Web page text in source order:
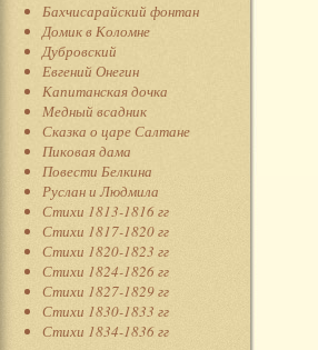
Бахчисарайский фонтан
Домик в Коломне
Дубровский
Евгений Онегин
Капитанская дочка
Медный всадник
Сказка о царе Салтане
Пиковая дама
Повести Белкина
Руслан и Людмила
Стихи 1813-1816 гг
Стихи 1817-1820 гг
Стихи 1820-1823 гг
Стихи 1824-1826 гг
Стихи 1827-1829 гг
Стихи 1830-1833 гг
Стихи 1834-1836 гг